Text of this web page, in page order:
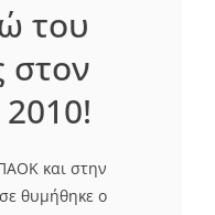
του
στον
και στην
θυμήθηκε ο